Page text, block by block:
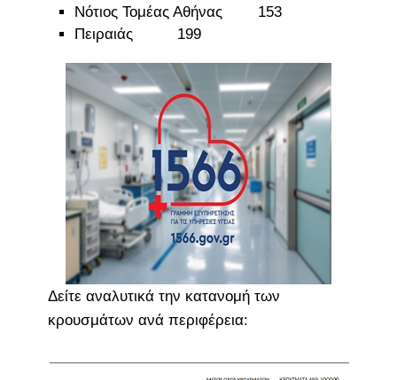
Νότιος Τομέας Αθήνας 153
Πειραιάς 199
Δείτε αναλυτικά την κατανομή των
κρουσμάτων ανά περιφέρεια: